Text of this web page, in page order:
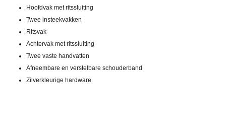
Hoofdvak met ritssluiting
Twee insteekvakken
Ritsvak
Achtervak met ritssluiting
Twee vaste handvatten
Afneembare en verstelbare schouderband
Zilverkleurige hardware